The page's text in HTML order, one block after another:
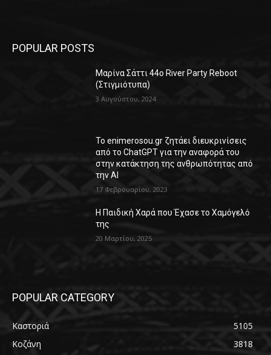
POPULAR POSTS
Μαρίνα Σάττι 44o River Party Reboot
(Στιγμιότυπα)
3 Αυγούστου, 2024
Το enimerosou.gr ζητάει διευκρινίσεις
από το ChatGPT για την αναφορά του
στην κατάκτηση της ανθρωπότητας από
την AI
17 Φεβρουαρίου, 2023
Η Παιδική Χαρά που Έχασε το Χαμόγελό
της
20 Μαρτίου, 2025
POPULAR CATEGORY
Καστοριά
5105
Κοζάνη
3818